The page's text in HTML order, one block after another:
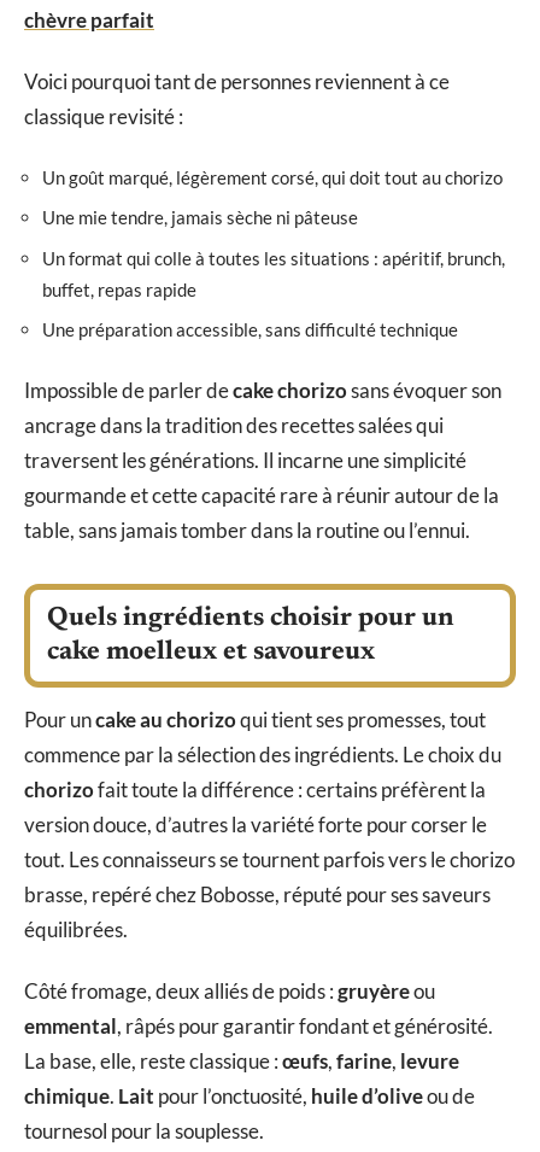
chèvre parfait
Voici pourquoi tant de personnes reviennent à ce
classique revisité :
Un goût marqué, légèrement corsé, qui doit tout au chorizo
Une mie tendre, jamais sèche ni pâteuse
Un format qui colle à toutes les situations : apéritif, brunch,
buffet, repas rapide
Une préparation accessible, sans difficulté technique
Impossible de parler decake chorizosans évoquer son
ancrage dans la tradition des recettes salées qui
traversent les générations. Il incarne une simplicité
gourmande et cette capacité rare à réunir autour de la
table, sans jamais tomber dans la routine ou l’ennui.
Quels ingrédients choisir pour un
cake moelleux et savoureux
Pour uncake au chorizoqui tient ses promesses, tout
commence par la sélection des ingrédients. Le choix du
chorizofait toute la différence : certains préfèrent la
version douce, d’autres la variété forte pour corser le
tout. Les connaisseurs se tournent parfois vers le chorizo
brasse, repéré chez Bobosse, réputé pour ses saveurs
équilibrées.
Côté fromage, deux alliés de poids :gruyèreou
emmental, râpés pour garantir fondant et générosité.
La base, elle, reste classique :œufs,farine, levure
chimique. Lait pour l’onctuosité, huile d’oliveou de
tournesol pour la souplesse.